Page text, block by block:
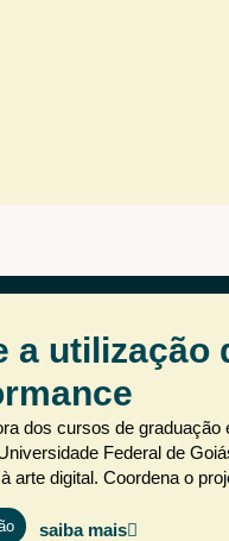
a
dos cursos de
Federal de
arte digital. Coordena o
saiba mais